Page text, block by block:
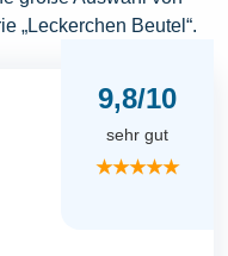
„Leckerchen Beutel“.
9,8/10
sehr gut
★★★★★